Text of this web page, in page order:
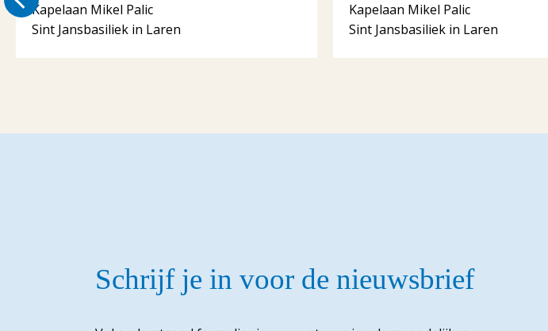
Kapelaan Mikel Palic
Sint Jansbasiliek in Laren
Kapelaan Mikel Palic
Sint Jansbasiliek in Laren
Schrijf je in voor de nieuwsbrief